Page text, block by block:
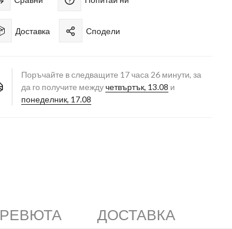
Доставка Сподели
Поръчайте в следващите 17часа 26минути, за
да го получите междучетвъртък, 13.08 и
понеделник, 17.08
РЕВЮТА ДОСТАВКА